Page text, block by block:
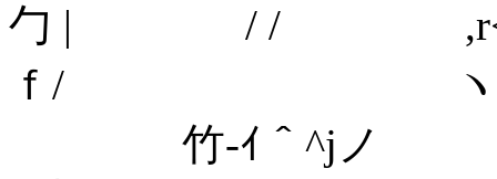
勹 | / / ,r<⌒
ｆ/ ヽ
竹-ｲ＾^jノ |